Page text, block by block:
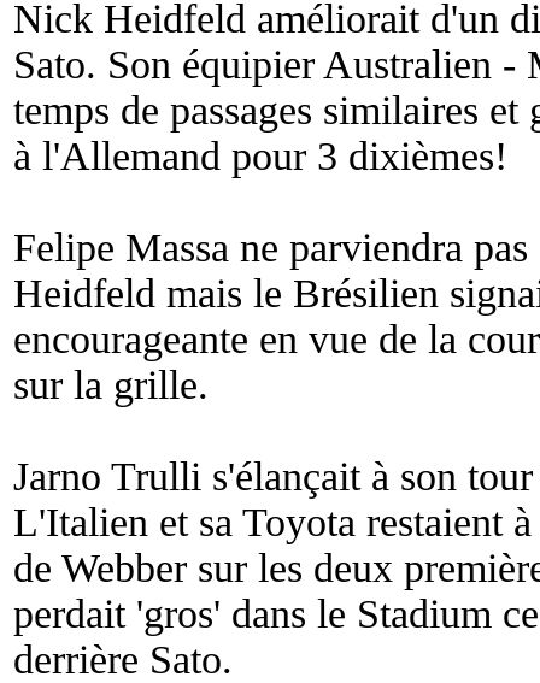
Nick Heidfeld améliorait d'un
Sato. Son équipier Australien -
temps de passages similaires
à l'Allemand pour 3 dixièmes!
Felipe Massa ne parviendra
Heidfeld mais le Brésilien
encourageante en vue de la
sur la grille.
Jarno Trulli s'élançait à son
L'Italien et sa Toyota restaient
de Webber sur les deux
perdait 'gros' dans le Stadium
derrière Sato.